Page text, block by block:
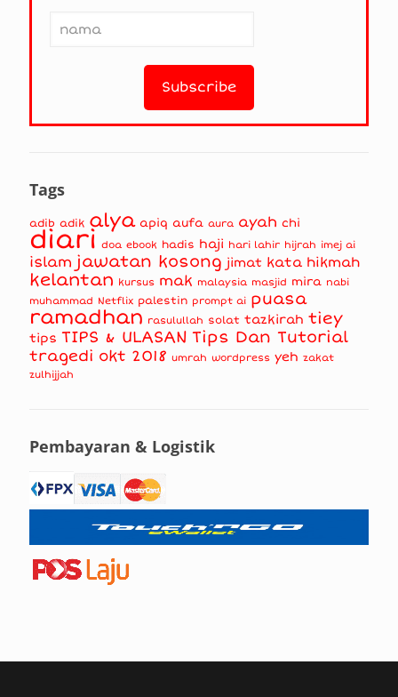
Tags
adib adik alya apiq aufa aura ayah chi
diari doa ebook hadis haji hari lahir hijrah imej ai
islam jawatan kosong jimat kata hikmah
kelantan kursus mak malaysia masjid mira nabi
muhammad Netflix palestin prompt ai puasa
ramadhan rasulullah solat tazkirah tiey
tips TIPS & ULASAN Tips Dan Tutorial
tragedi okt 2018 umrah wordpress yeh zakat
zulhijjah
Pembayaran & Logistik